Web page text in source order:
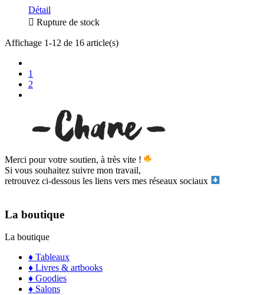
Détail
 Rupture de stock
Affichage 1-12 de 16 article(s)
1
2
Merci pour votre soutien, à très vite !
Si vous souhaitez suivre mon travail,
retrouvez ci-dessous les liens vers mes réseaux sociaux
La boutique
La boutique
♦ Tableaux
♦ Livres & artbooks
♦ Goodies
♦ Salons